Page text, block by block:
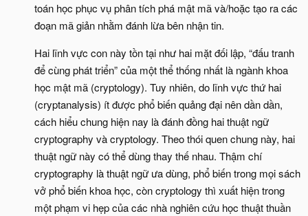
toán học phục vụ phân tích phá mật mã và/hoặc tạo ra các
đoạn mã giản nhằm đánh lừa bên nhận tin.
Hai lĩnh vực con này tồn tại như hai mặt đối lập, “đấu tranh
để cùng phát triển” của một thể thống nhất là ngành khoa
học mật mã (cryptology). Tuy nhiên, do lĩnh vực thứ hai
(cryptanalysis) ít được phổ biến quảng đại nên dần dần,
cách hiểu chung hiện nay là đánh đồng hai thuật ngữ
cryptography và cryptology. Theo thói quen chung này, hai
thuật ngữ này có thể dùng thay thế nhau. Thậm chí
cryptography là thuật ngữ ưa dùng, phổ biến trong mọi sách
vở phổ biến khoa học, còn cryptology thì xuất hiện trong
một phạm vi hẹp của các nhà nghiên cứu học thuật thuần